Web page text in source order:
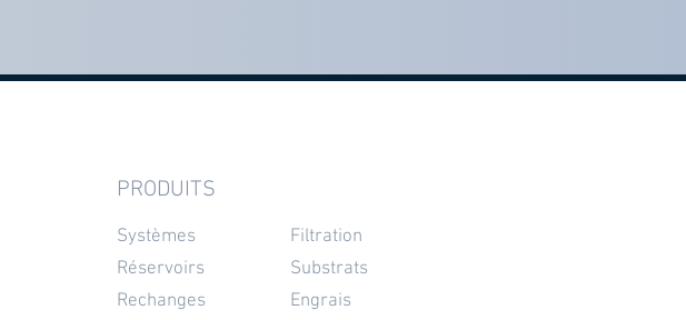
PRODUITS
Systèmes
Réservoirs
Rechanges
Filtration
Substrats
Engrais